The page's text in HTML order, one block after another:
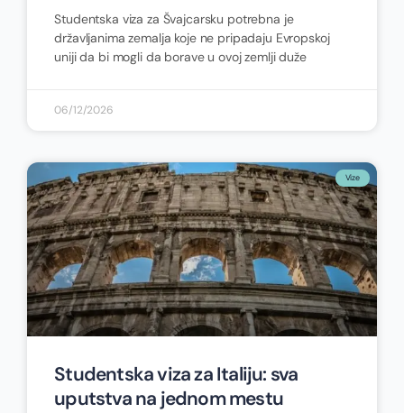
Studentska viza za Švajcarsku potrebna je
državljanima zemalja koje ne pripadaju Evropskoj
uniji da bi mogli da borave u ovoj zemlji duže
06/12/2026
Vize
Studentska viza za Italiju: sva
uputstva na jednom mestu